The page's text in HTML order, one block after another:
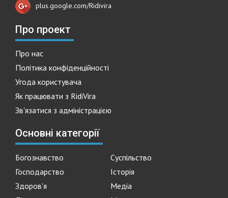
plus.google.com/Ridivira
Про проект
Про нас
Політика конфіденційності
Угода користувача
Як працювати з RidiVira
Зв'язатися з адміністрацією
Основні категорії
Богознавство
Суспільство
Господарство
Історія
Здоров'я
Медіа